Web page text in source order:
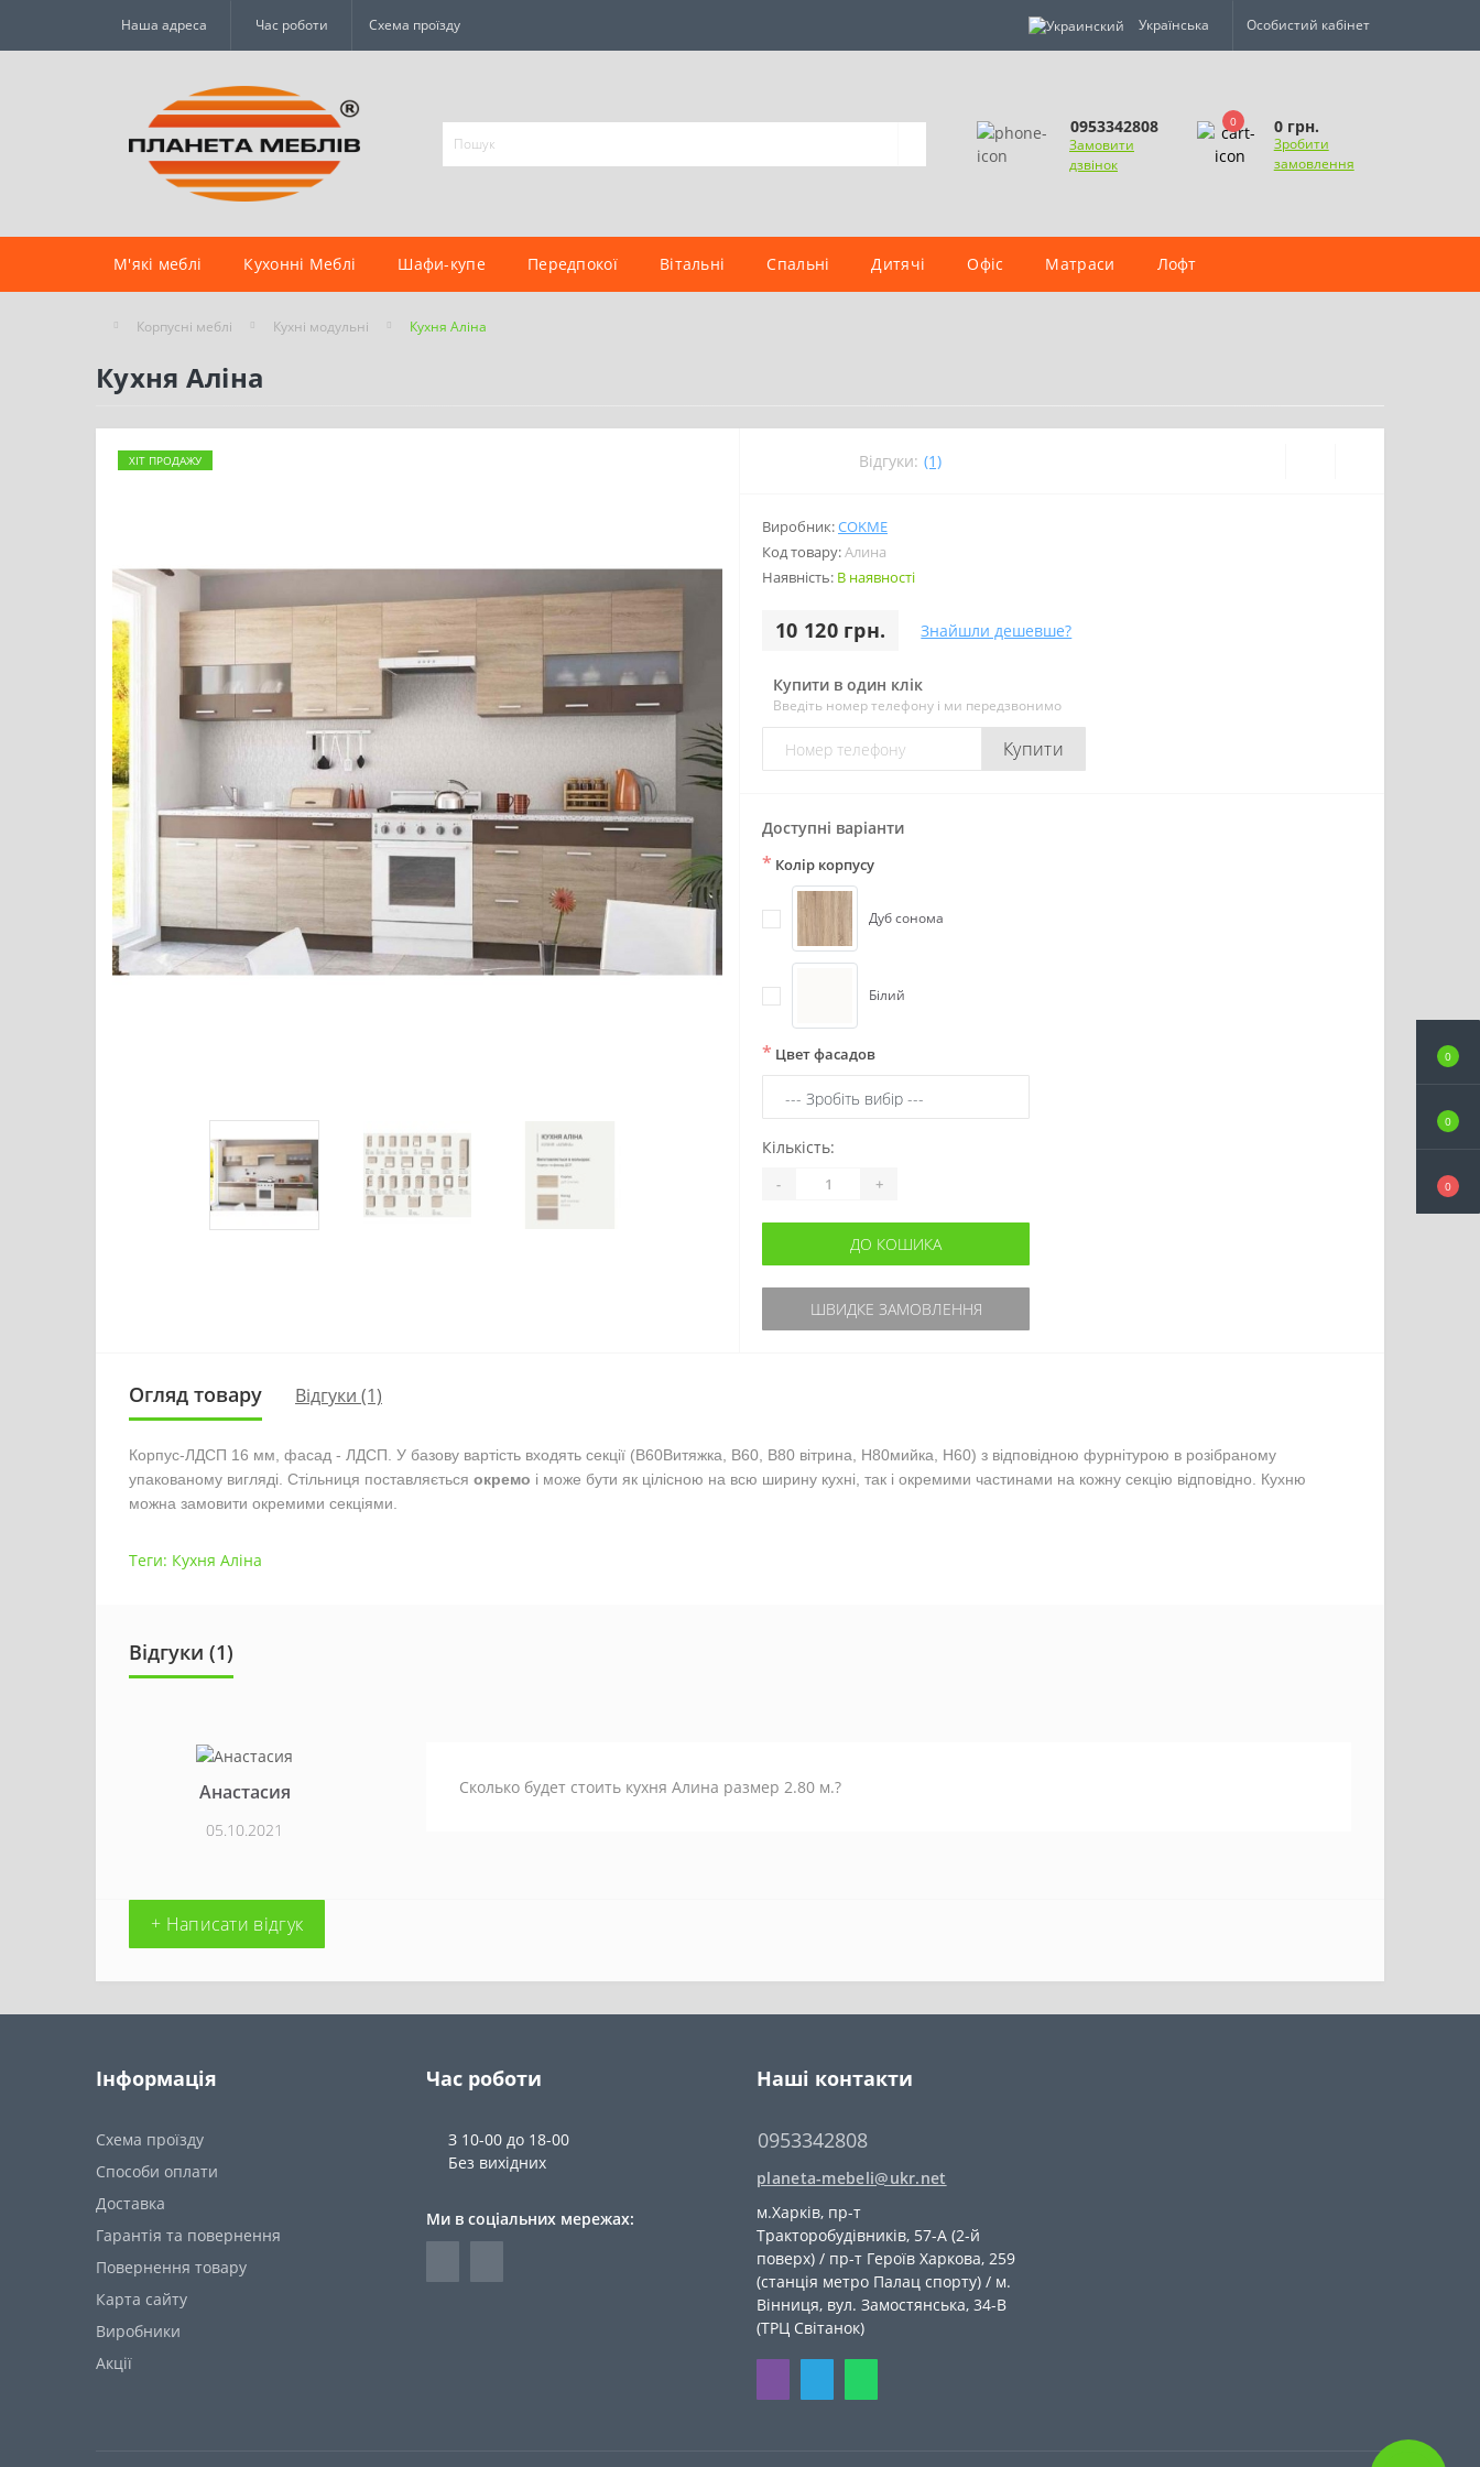
0
0
0
Наша адреса Час роботи Схема проїзду Українська Особистий кабінет
0953342808
Замовити
дзвінок
0 0 грн.
Зробити
замовлення
М'які меблі Кухонні Меблі Шафи-купе Передпокої Вітальні Спальні Дитячі Офіс Матраси Лофт
Корпусні меблі Кухні модульні Кухня Аліна
Кухня Аліна
ХІТ ПРОДАЖУ Відгуки: (1)
Виробник:COKME
Код товару:Алина
Наявність: В наявності
10 120 грн. Знайшли дешевше?
Купити в один клік
Введіть номер телефону і ми передзвонимо
Купити
Доступні варіанти
* Колір корпусу
Дуб сонома
Білий
* Цвет фасадов
Кількість:
- +
ДО КОШИКА
ШВИДКЕ ЗАМОВЛЕННЯ
Огляд товару Відгуки (1)
Корпус-ЛДСП 16 мм, фасад - ЛДСП. У базову вартість входять секції (В60Витяжка, В60, В80 вітрина, Н80мийка, Н60) з відповідною фурнітурою в розібраному
упакованому вигляді. Стільниця поставляється окремо і може бути як цілісною на всю ширину кухні, так і окремими частинами на кожну секцію відповідно. Кухню
можна замовити окремими секціями.
Теги: Кухня Аліна
Відгуки (1)
Анастасия
05.10.2021
Сколько будет стоить кухня Алина размер 2.80 м.?
+ Написати відгук
Інформація
Схема проїзду
Способи оплати
Доставка
Гарантія та повернення
Повернення товару
Карта сайту
Виробники
Акції
Час роботи
З 10-00 до 18-00
Без вихідних
Ми в соціальних мережах:
Наші контакти
0953342808
planeta-mebeli@ukr.net
м.Харків, пр-т
Тракторобудівників, 57-А (2-й
поверх) / пр-т Героїв Харкова, 259
(станція метро Палац спорту) / м.
Вiнниця, вул. Замостянська, 34-В
(ТРЦ Світанок)